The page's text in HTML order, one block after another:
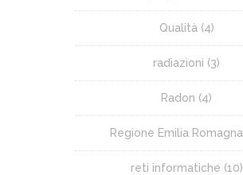
Qualità (4)
radiazioni (3)
Radon (4)
Regione Emilia Romagna
reti informatiche (10)